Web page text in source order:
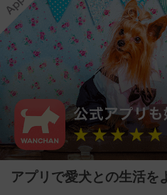
アプリで愛犬との生活を